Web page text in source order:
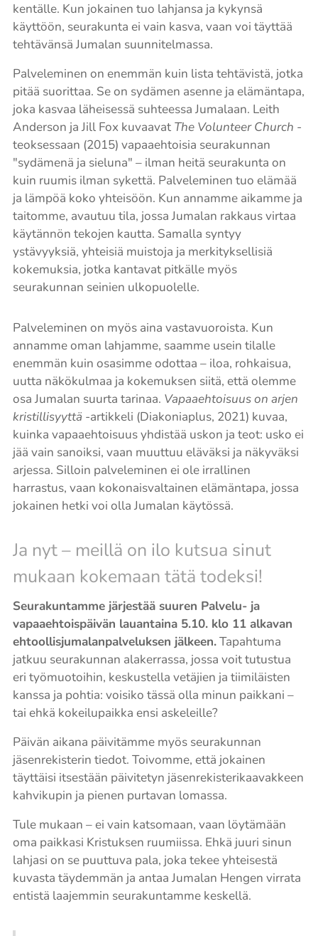
kentälle. Kun jokainen tuo lahjansa ja kykynsä
käyttöön, seurakunta ei vain kasva, vaan voi täyttää
tehtävänsä Jumalan suunnitelmassa.
Palveleminen on enemmän kuin lista tehtävistä, jotka
pitää suorittaa. Se on sydämen asenne ja elämäntapa,
joka kasvaa läheisessä suhteessa Jumalaan. Leith
Anderson ja Jill Fox kuvaavat The Volunteer Church -
teoksessaan (2015) vapaaehtoisia seurakunnan
"sydämenä ja sieluna" – ilman heitä seurakunta on
kuin ruumis ilman sykettä. Palveleminen tuo elämää
ja lämpöä koko yhteisöön. Kun annamme aikamme ja
taitomme, avautuu tila, jossa Jumalan rakkaus virtaa
käytännön tekojen kautta. Samalla syntyy
ystävyyksiä, yhteisiä muistoja ja merkityksellisiä
kokemuksia, jotka kantavat pitkälle myös
seurakunnan seinien ulkopuolelle.
Palveleminen on myös aina vastavuoroista. Kun
annamme oman lahjamme, saamme usein tilalle
enemmän kuin osasimme odottaa – iloa, rohkaisua,
uutta näkökulmaa ja kokemuksen siitä, että olemme
osa Jumalan suurta tarinaa. Vapaaehtoisuus on arjen
kristillisyyttä -artikkeli (Diakoniaplus, 2021) kuvaa,
kuinka vapaaehtoisuus yhdistää uskon ja teot: usko ei
jää vain sanoiksi, vaan muuttuu eläväksi ja näkyväksi
arjessa. Silloin palveleminen ei ole irrallinen
harrastus, vaan kokonaisvaltainen elämäntapa, jossa
jokainen hetki voi olla Jumalan käytössä.
Ja nyt – meillä on ilo kutsua sinut
mukaan kokemaan tätä todeksi!
Seurakuntamme järjestää suuren Palvelu- ja
vapaaehtoispäivän lauantaina 5.10. klo 11 alkavan
ehtoollisjumalanpalveluksen jälkeen.Tapahtuma
jatkuu seurakunnan alakerrassa, jossa voit tutustua
eri työmuotoihin, keskustella vetäjien ja tiimiläisten
kanssa ja pohtia: voisiko tässä olla minun paikkani –
tai ehkä kokeilupaikka ensi askeleille?
Päivän aikana päivitämme myös seurakunnan
jäsenrekisterin tiedot. Toivomme, että jokainen
täyttäisi itsestään päivitetyn jäsenrekisterikaavakkeen
kahvikupin ja pienen purtavan lomassa.
Tule mukaan – ei vain katsomaan, vaan löytämään
oma paikkasi Kristuksen ruumiissa. Ehkä juuri sinun
lahjasi on se puuttuva pala, joka tekee yhteisestä
kuvasta täydemmän ja antaa Jumalan Hengen virrata
entistä laajemmin seurakuntamme keskellä.